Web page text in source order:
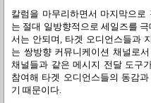
칼럼을 마무리하면서 마지막으
는 절대 일방향적으로 세일즈를
서는 안되며, 타겟 오디언스들과
는 쌍방향 커뮤니케이션 채널로
채널들과 같은 메시지 전달 도구
참여해 타겟 오디언스들의 동감
기 때문이다.